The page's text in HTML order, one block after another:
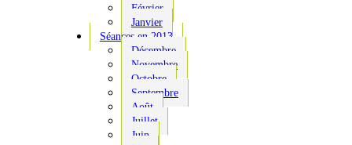
Février
Janvier
Séances en 2013
Décembre
Novembre
Octobre
Septembre
Août
Juillet
Juin